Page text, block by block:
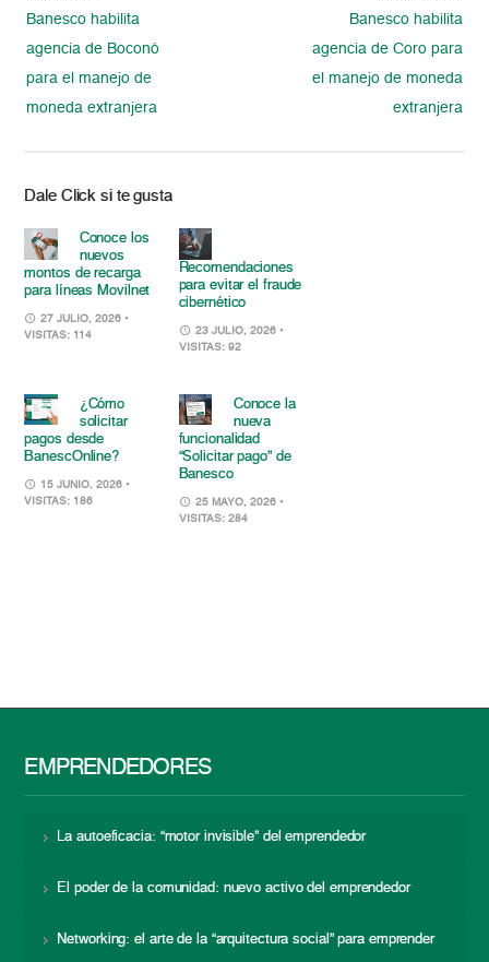
Banesco habilita
agencia de Boconó
para el manejo de
moneda extranjera
Banesco habilita
agencia de Coro para
el manejo de moneda
extranjera
Dale Click si te gusta
Conoce los
nuevos
montos de recarga
para líneas Movilnet
27 JULIO, 2026 •
VISITAS: 114
Recomendaciones
para evitar el fraude
cibernético
23 JULIO, 2026 •
VISITAS: 92
¿Cómo
solicitar
pagos desde
BanescOnline?
15 JUNIO, 2026 •
VISITAS: 186
Conoce la
nueva
funcionalidad
“Solicitar pago” de
Banesco
25 MAYO, 2026 •
VISITAS: 284
EMPRENDEDORES
La autoeficacia: “motor invisible” del emprendedor
El poder de la comunidad: nuevo activo del emprendedor
Networking: el arte de la “arquitectura social” para emprender